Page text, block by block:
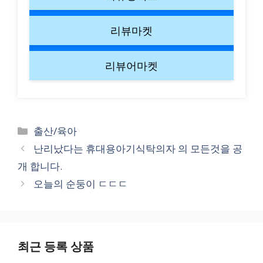
리뷰마켓
리뷰어마켓
Categories
출산/육아
난리났다는 휴대용아기식탁의자 의 모든것을 공
개 합니다.
오늘의 순둥이 ㄷㄷㄷ
최근 등록 상품